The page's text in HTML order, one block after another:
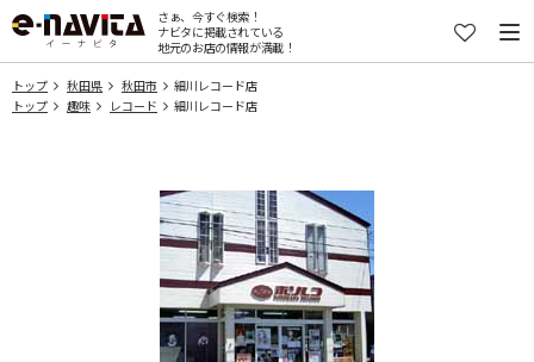
さぁ、今すぐ検索！
ナビタに掲載されている
地元のお店の情報が満載！
トップ 秋田県 秋田市
細川レコード店
トップ
趣味 レコード 細川レコード店